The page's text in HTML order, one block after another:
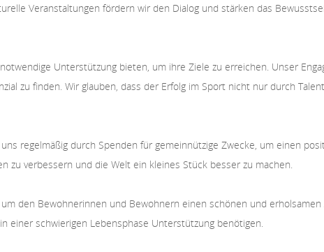
Veranstaltungen fördern wir den Dialog und stärken das
Unterstützung bieten, um ihre Ziele zu erreichen. Unser
zu finden. Wir glauben, dass der Erfolg im Sport nicht nur durch
regelmäßig durch Spenden für gemeinnützige Zwecke, um einen
zu verbessern und die Welt ein kleines Stück besser zu machen.
den Bewohnerinnen und Bewohnern einen schönen und erholsamen
einer schwierigen Lebensphase Unterstützung benötigen.